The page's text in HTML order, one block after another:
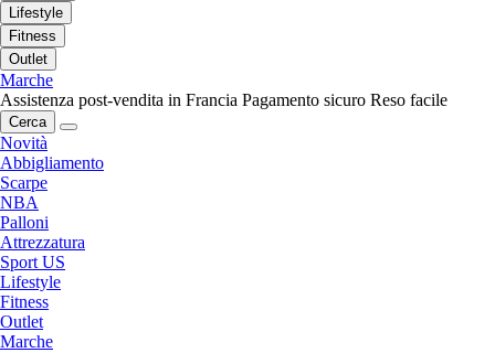
Lifestyle
Fitness
Outlet
Marche
Assistenza post-vendita in Francia Pagamento sicuro Reso facile
Cerca
Novità
Abbigliamento
Scarpe
NBA
Palloni
Attrezzatura
Sport US
Lifestyle
Fitness
Outlet
Marche